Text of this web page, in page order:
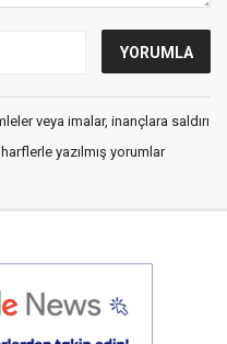
veya imalar, inançlara saldırı
yazılmış yorumlar